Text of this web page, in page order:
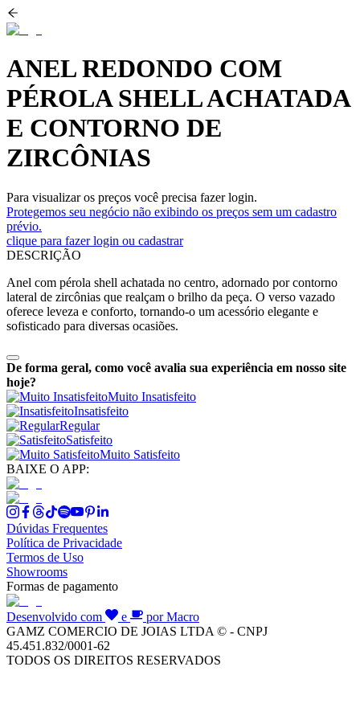
ANEL REDONDO COM
PÉROLA SHELL ACHATADA
E CONTORNO DE
ZIRCÔNIAS
Para visualizar os preços você precisa fazer login.
Protegemos seu negócio não exibindo os preços sem um cadastro
prévio.
clique para fazer login ou cadastrar
DESCRIÇÃO
Anel com pérola shell achatada no centro, adornado por contorno
lateral de zircônias que realçam o brilho da peça. O verso vazado
oferece leveza e conforto, tornando-o um acessório elegante e
sofisticado para diversas ocasiões.
De forma geral, como você avalia sua experiência em nosso site
hoje?
Muito Insatisfeito
Insatisfeito
Regular
Satisfeito
Muito Satisfeito
BAIXE O APP:
Dúvidas Frequentes
Política de Privacidade
Termos de Uso
Showrooms
Formas de pagamento
Desenvolvido com e
por Macro
GAMZ COMERCIO DE JOIAS LTDA © - CNPJ
45.451.832/0001-62
TODOS OS DIREITOS RESERVADOS